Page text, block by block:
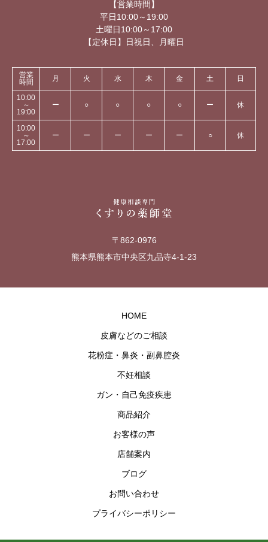
【営業時間】
平日10:00～19:00
土曜日10:00～17:00
【定休日】日祝日、月曜日
営業
時間
月 火 水 木 金 土 日
10:00
～
19:00
ー ○ ○ ○ ○ ー 休
10:00
～
17:00
ー ー ー ー ー ○ 休
〒862-0976
熊本県熊本市中央区九品寺4-1-23
HOME
皮膚などのご相談
花粉症・鼻炎・副鼻腔炎
不妊相談
ガン・自己免疫疾患
商品紹介
お客様の声
店舗案内
ブログ
お問い合わせ
プライバシーポリシー